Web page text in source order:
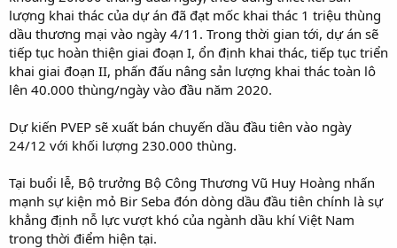
lượng khai thác của dự án đã đạt mốc khai thác 1 triệu thùng
dầu thương mại vào ngày 4/11. Trong thời gian tới, dự án sẽ
tiếp tục hoàn thiện giai đoạn I, ổn định khai thác, tiếp tục triển
khai giai đoạn II, phấn đấu nâng sản lượng khai thác toàn lô
lên 40.000 thùng/ngày vào đầu năm 2020.
Dự kiến PVEP sẽ xuất bán chuyến dầu đầu tiên vào ngày
24/12 với khối lượng 230.000 thùng.
Tại buổi lễ, Bộ trưởng Bộ Công Thương Vũ Huy Hoàng nhấn
mạnh sự kiện mỏ Bir Seba đón dòng dầu đầu tiên chính là sự
khẳng định nỗ lực vượt khó của ngành dầu khí Việt Nam
trong thời điểm hiện tại.